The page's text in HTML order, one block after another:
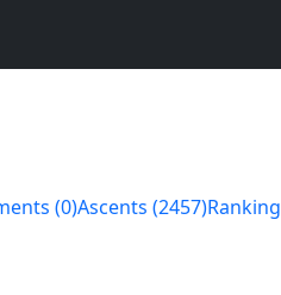
(0)Ascents (2457)Ranking